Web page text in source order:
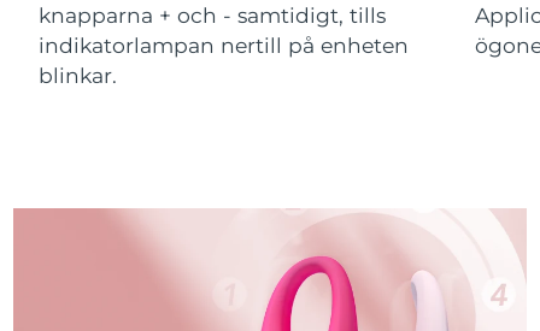
knapparna + och - samtidigt, tills
indikatorlampan nertill på enheten
blinkar.